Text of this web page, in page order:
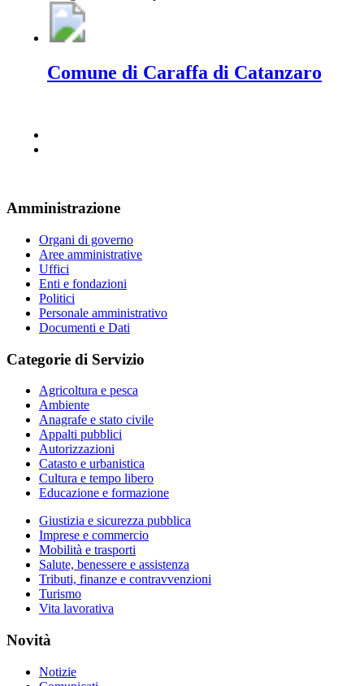
Comune di Caraffa di Catanzaro
Amministrazione
Organi di governo
Aree amministrative
Uffici
Enti e fondazioni
Politici
Personale amministrativo
Documenti e Dati
Categorie di Servizio
Agricoltura e pesca
Ambiente
Anagrafe e stato civile
Appalti pubblici
Autorizzazioni
Catasto e urbanistica
Cultura e tempo libero
Educazione e formazione
Giustizia e sicurezza pubblica
Imprese e commercio
Mobilità e trasporti
Salute, benessere e assistenza
Tributi, finanze e contravvenzioni
Turismo
Vita lavorativa
Novità
Notizie